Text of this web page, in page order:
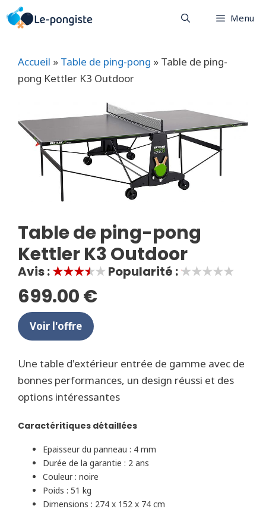
Aller
au
Menu
Accueil » Table de ping-pong » Table de ping-
pong Kettler K3 Outdoor
Table de ping-pong
Kettler K3 Outdoor
Avis :★★★★★Popularité :★★★★★
699.00 €
Voir l'offre
Une table d'extérieur entrée de gamme avec de
bonnes performances, un design réussi et des
options intéressantes
Caractéritiques détaillées
Epaisseur du panneau : 4 mm
Durée de la garantie : 2 ans
Couleur : noire
Poids : 51 kg
Dimensions : 274 x 152 x 74 cm